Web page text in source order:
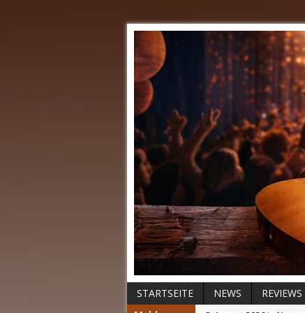
STARTSEITE NEWS REVIEWS